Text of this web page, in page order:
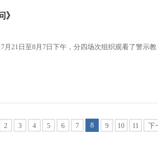
21日至8月7日下午，分四场次组织观看了警示教
2 3 4 5 6 7 8 9 10 11 下